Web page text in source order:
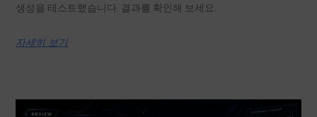
생성을 테스트했습니다. 결과를 확인해 보세요.
자세히 보기